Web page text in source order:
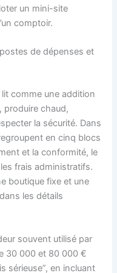
un mini-site
comptoir.
de dépenses et
lit comme une addition
produire chaud,
la sécurité. Dans
en cinq blocs
et la conformité, le
frais administratifs.
boutique fixe et une
les détails
souvent utilisé par
30 000 et 80 000 €
sérieuse”, en incluant